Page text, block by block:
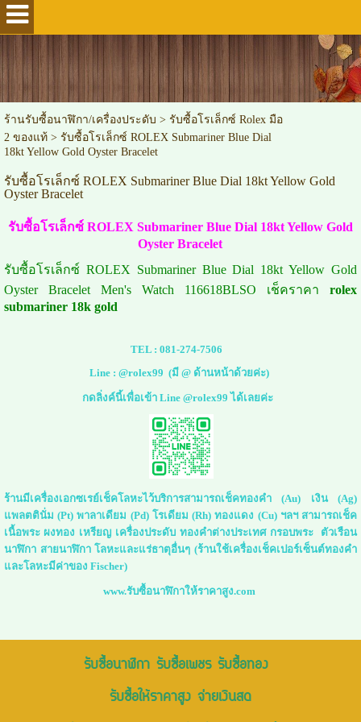
ร้านรับซื้อนาฬิกา/เครื่องประดับ > รับซื้อโรเล็กซ์ Rolex มือ
2 ของแท้> รับซื้อโรเล็กซ์ ROLEX Submariner Blue Dial
18kt Yellow Gold Oyster Bracelet
รับซื้อโรเล็กซ์ ROLEX Submariner Blue Dial 18kt Yellow Gold
Oyster Bracelet
รับซื้อโรเล็กซ์ ROLEX Submariner Blue Dial 18kt Yellow Gold
Oyster Bracelet
รับซื้อโรเล็กซ์ ROLEX Submariner Blue Dial 18kt Yellow Gold
Oyster Bracelet Men's Watch 116618BLSO เช็คราคาrolex
submariner 18k gold
TEL : 081-274-7506
Line : @rolex99 (มี @ ด้านหน้าด้วยค่ะ)
กดลิ่งค์นี้เพื่อเข้า Line @rolex99 ได้เลยค่ะ
ร้านมีเครื่องเอกซเรย์เช็คโลหะไว้บริการสามารถเช็คทองคำ (Au) เงิน (Ag)
แพลตตินั่ม (Pt) พาลาเดียม (Pd) โรเดียม (Rh) ทองแดง (Cu) ฯลฯ สามารถเช็ค
เนื้อพระ ผงทอง เหรียญ เครื่องประดับ ทองคำต่างประเทศ กรอบพระ ตัวเรือน
นาฬิกา สายนาฬิกา โลหะและแร่ธาตุอื่นๆ (ร้านใช้เครื่องเช็คเปอร์เซ็นต์ทองคำ
และโลหะมีค่าของ Fischer)
www.รับซื้อนาฬิกาให้ราคาสูง.com
รับซื้อนาฬิกา รับซื้อเพชร รับซื้อทอง
รับซื้อให้ราคาสูง จ่ายเงินสด